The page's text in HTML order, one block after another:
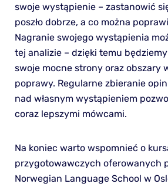
swoje wystąpienie – zastanowić
poszło dobrze, a co można
Nagranie swojego wystąpienia
tej analizie – dzięki temu
swoje mocne strony oraz obszary
poprawy. Regularne zbieranie
nad własnym wystąpieniem
coraz lepszymi mówcami.
Na koniec warto wspomnieć o
przygotowawczych oferowanych
Norwegian Language School w